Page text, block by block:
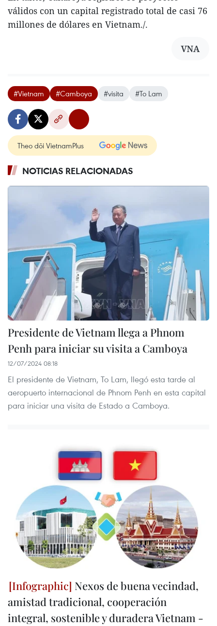
válidos con un capital registrado total de casi 76
millones de dólares en Vietnam./.
VNA
#Vietnam #Camboya #visita #To Lam
Theo dõi VietnamPlus
NOTICIAS RELACIONADAS
Presidente de Vietnam llega a Phnom
Penh para iniciar su visita a Camboya
12/07/2024 08:18
El presidente de Vietnam, To Lam, llegó esta tarde al
aeropuerto internacional de Phnom Penh en esta capital
para iniciar una visita de Estado a Camboya.
Nexos de buena vecindad,
amistad tradicional, cooperación
integral, sostenible y duradera Vietnam -